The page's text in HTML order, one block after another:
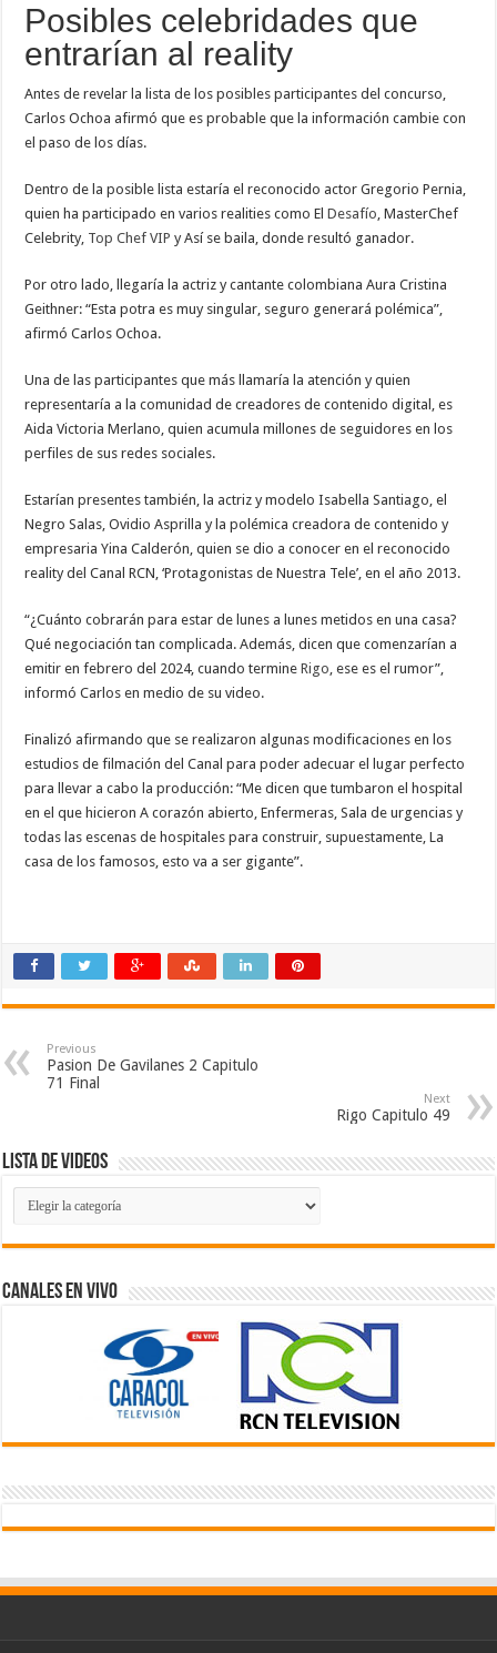
Posibles celebridades que
entrarían al reality
Antes de revelar la lista de los posibles participantes del concurso,
Carlos Ochoa afirmó que es probable que la información cambie con
el paso de los días.
Dentro de la posible lista estaría el reconocido actor Gregorio Pernia,
quien ha participado en varios realities como ElDesafío , MasterChef
Celebrity, Top Chef VIP y Así se baila, donde resultó ganador.
Por otro lado, llegaría la actriz y cantante colombiana Aura Cristina
Geithner: “Esta potra es muy singular, seguro generará polémica”,
afirmó Carlos Ochoa.
Una de las participantes que más llamaría la atención y quien
representaría a la comunidad de creadores de contenido digital, es
Aida Victoria Merlano, quien acumula millones de seguidores en los
perfiles de sus redes sociales.
Estarían presentes también, la actriz y modelo Isabella Santiago, el
Negro Salas, Ovidio Asprilla y la polémica creadora de contenido y
empresaria Yina Calderón, quien se dio a conocer en el reconocido
reality del Canal RCN, ‘Protagonistas de Nuestra Tele’, en el año 2013.
“¿Cuánto cobrarán para estar de lunes a lunes metidos en una casa?
Qué negociación tan complicada. Además, dicen que comenzarían a
emitir en febrero del 2024, cuando termineRigo , ese es el rumor”,
informó Carlos en medio de su video.
Finalizó afirmando que se realizaron algunas modificaciones en los
estudios de filmación del Canal para poder adecuar el lugar perfecto
para llevar a cabo la producción: “Me dicen que tumbaron el hospital
en el que hicieron A corazón abierto, Enfermeras, Sala de urgencias y
todas las escenas de hospitales para construir, supuestamente, La
casa de los famosos, esto va a ser gigante”.
Previous
Pasion De Gavilanes 2 Capitulo
71 Final
Next
Rigo Capitulo 49
Lista de Videos
Lista
de
Videos
Canales En Vivo